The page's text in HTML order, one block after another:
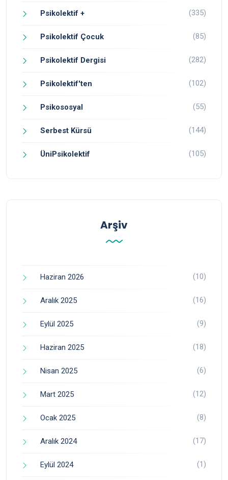
Psikolektif + (335)
Psikolektif Çocuk (85)
Psikolektif Dergisi (282)
Psikolektif'ten (102)
Psikososyal (55)
Serbest Kürsü (144)
ÜniPsikolektif (105)
Arşiv
Haziran 2026 (10)
Aralık 2025 (16)
Eylül 2025 (9)
Haziran 2025 (18)
Nisan 2025 (6)
Mart 2025 (12)
Ocak 2025 (8)
Aralık 2024 (17)
Eylül 2024 (1)